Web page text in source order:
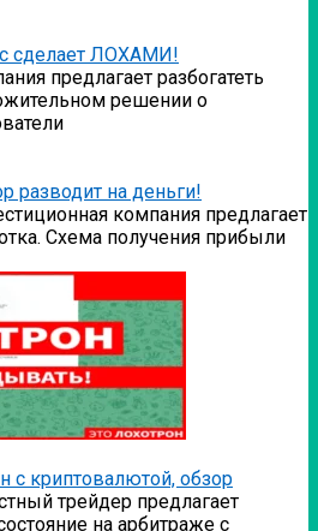
сделает ЛОХАМИ!
предлагает разбогатеть
решении о
разводит на деньги!
компания предлагает
Схема получения прибыли
с криптовалютой, обзор
трейдер предлагает
на арбитраже с